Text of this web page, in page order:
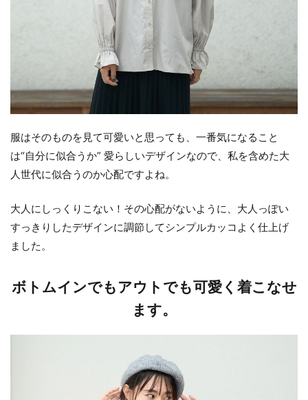
服はそのものを見て可愛いと思っても、一番気になること
は“自分に似合うか” 愛らしいデザインなので、私を含めた大
人世代に似合うのか心配ですよね。
大人にしっくりこない！その心配がないように、大人っぽい
すっきりしたデザインに調節してシンプルカッコよく仕上げ
ました。
ボトムインでもアウトでも可愛く着こなせ
ます。